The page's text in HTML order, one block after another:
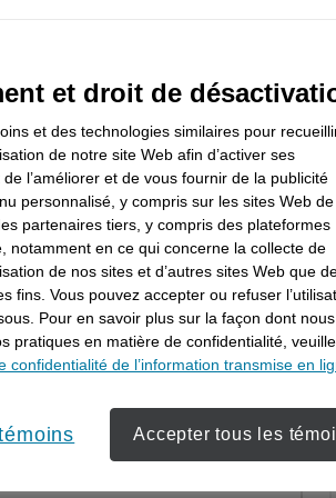
ne le pensez?
et droit de
et des technologies similaires pour
de notre site Web afin d’activer ses
l’améliorer et de vous fournir de la publicité
personnalisé, y compris sur les sites Web
partenaires tiers, y compris des plateformes
notamment en ce qui concerne la collecte de
de nos sites et d’autres sites Web que
fins. Vous pouvez accepter ou refuser
Pour en savoir plus sur la façon dont nous
pratiques en matière de confidentialité,
confidentialité de l’information transmise en
Accepter tous les